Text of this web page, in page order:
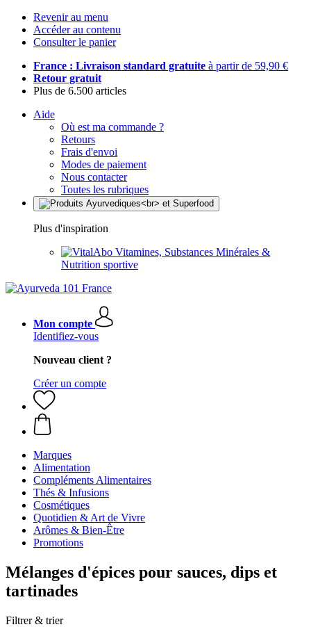
Revenir au menu
Accéder au contenu
Consulter le panier
France : Livraison standard gratuite à partir de 59,90 €
Retour gratuit
Plus de 6.500 articles
Aide
Où est ma commande ?
Retours
Frais d'envoi
Modes de paiement
Nous contacter
Toutes les rubriques
Plus d'inspiration
Vitamines, Substances Minérales &
Nutrition sportive
Mon compte
Identifiez-vous
Nouveau client ?
Créer un compte
Marques
Alimentation
Compléments Alimentaires
Thés & Infusions
Cosmétiques
Quotidien & Art de Vivre
Arômes & Bien-Être
Promotions
Mélanges d'épices pour sauces, dips et
tartinades
Filtrer & trier